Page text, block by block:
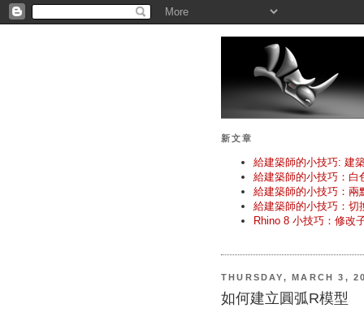
新文章
給建築師的小技巧: 建
給建築師的小技巧：白
給建築師的小技巧：兩
給建築師的小技巧：切
Rhino 8 小技巧：修改
THURSDAY, MARCH 3,
如何建立圓弧R模型